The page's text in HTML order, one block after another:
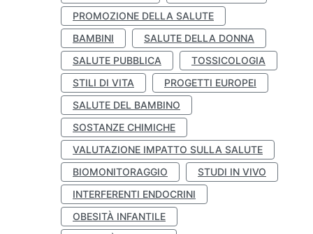
PROMOZIONE DELLA SALUTE
BAMBINI
SALUTE DELLA DONNA
SALUTE PUBBLICA
TOSSICOLOGIA
STILI DI VITA
PROGETTI EUROPEI
SALUTE DEL BAMBINO
SOSTANZE CHIMICHE
VALUTAZIONE IMPATTO SULLA SALUTE
BIOMONITORAGGIO
STUDI IN VIVO
INTERFERENTI ENDOCRINI
OBESITÀ INFANTILE